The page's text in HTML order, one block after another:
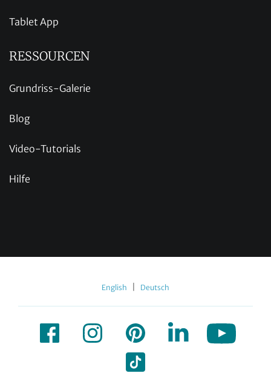
Tablet App
RESSOURCEN
Grundriss-Galerie
Blog
Video-Tutorials
Hilfe
English Deutsch